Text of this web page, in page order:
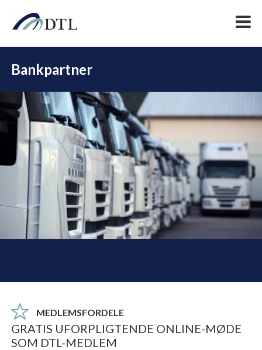
DEL
MEDLEMSFORDELE
Bankpartner
GRATIS UFORPLIGTENDE ONLINE-MØDE
SOM DTL-MEDLEM